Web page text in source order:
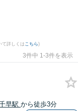
て詳しくはこちら)
3件中 1-3件を表示
早駅 から徒歩3分